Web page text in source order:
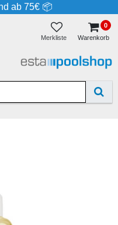
ab 75€ 📦
Merkliste
0
Warenkorb